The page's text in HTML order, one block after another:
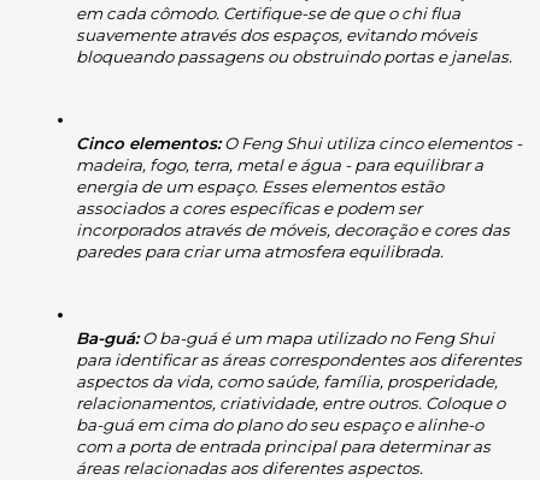
em cada cômodo. Certifique-se de que o chi flua
suavemente através dos espaços, evitando móveis
bloqueando passagens ou obstruindo portas e janelas.
Cinco elementos: O Feng Shui utiliza cinco elementos -
madeira, fogo, terra, metal e água - para equilibrar a
energia de um espaço. Esses elementos estão
associados a cores específicas e podem ser
incorporados através de móveis, decoração e cores das
paredes para criar uma atmosfera equilibrada.
Ba-guá: O ba-guá é um mapa utilizado no Feng Shui
para identificar as áreas correspondentes aos diferentes
aspectos da vida, como saúde, família, prosperidade,
relacionamentos, criatividade, entre outros. Coloque o
ba-guá em cima do plano do seu espaço e alinhe-o
com a porta de entrada principal para determinar as
áreas relacionadas aos diferentes aspectos.